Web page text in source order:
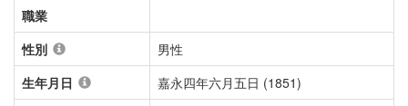
職業
性別
男性
生年月日
嘉永四年六月五日 (1851)